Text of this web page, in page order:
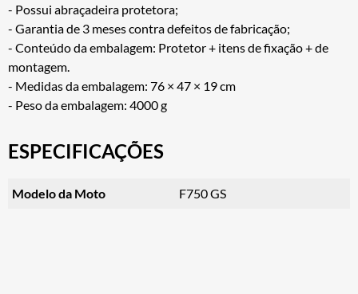
- Possui abraçadeira protetora;
- Garantia de 3 meses contra defeitos de fabricação;
- Conteúdo da embalagem: Protetor + itens de fixação + de
montagem.
- Medidas da embalagem: 76 × 47 × 19 cm
- Peso da embalagem: 4000 g
ESPECIFICAÇÕES
Modelo da Moto F750 GS